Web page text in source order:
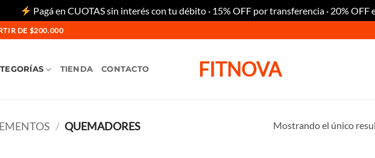
Pagá en CUOTAS sin interés con tu débito · 15% OFF por transferencia · 20% OFF
DE $200.000
FITNOVA
TIENDA CONTACTO
/ QUEMADORES Mostrando el único